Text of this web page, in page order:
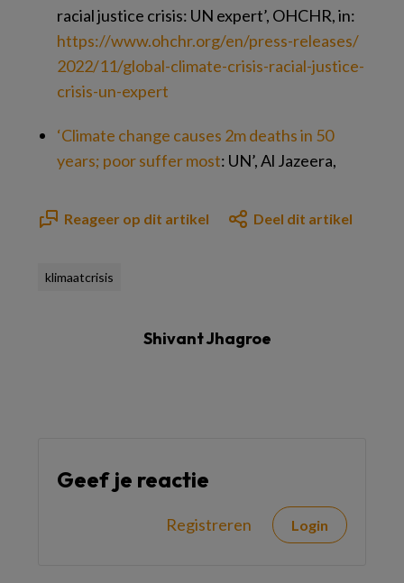
racial justice crisis: UN expert’, OHCHR, in:
https://​www.​ohchr.​org/​en/​press-releases/​
2022/​11/​global-climate-crisis-racial-justice-
crisis-un-expert
‘Climate change causes 2m deaths in 50
years; poor suffer most: UN’, Al Jazeera,
Reageer op dit artikel Deel dit artikel
klimaatcrisis
Shivant Jhagroe
Geef je reactie
Registreren Login